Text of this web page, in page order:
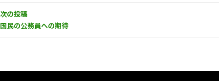
次の投稿
国民の公務員への期待